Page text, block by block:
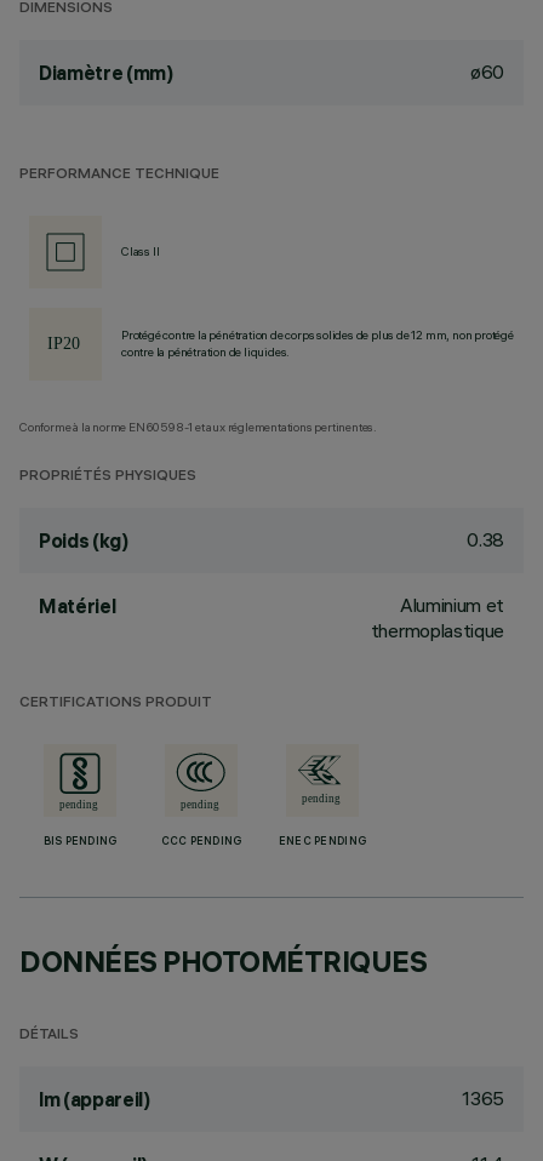
DIMENSIONS
Diamètre (mm) ø60
PERFORMANCE TECHNIQUE
Class II
Protégé contre la pénétration de corps solides de plus de 12 mm, non protégé
contre la pénétration de liquides.
Conforme à la norme EN60598-1 et aux réglementations pertinentes.
PROPRIÉTÉS PHYSIQUES
Poids (kg) 0.38
Matériel
Aluminium et
thermoplastique
CERTIFICATIONS PRODUIT
BIS PENDING CCC PENDING ENEC PENDING
DONNÉES PHOTOMÉTRIQUES
DÉTAILS
lm (appareil) 1365